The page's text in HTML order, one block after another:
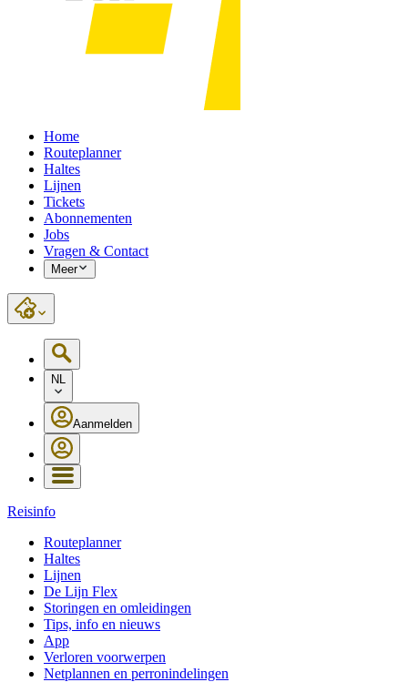
Home
Routeplanner
Haltes
Lijnen
Tickets
Abonnementen
Jobs
Vragen & Contact
Meer
NL
Aanmelden
Reisinfo
Routeplanner
Haltes
Lijnen
De Lijn Flex
Storingen en omleidingen
Tips, info en nieuws
App
Verloren voorwerpen
Netplannen en perronindelingen